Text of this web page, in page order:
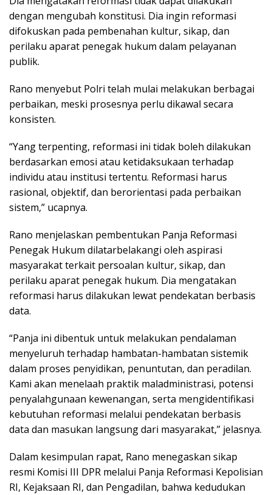
dengan mengubah konstitusi. Dia ingin reformasi
difokuskan pada pembenahan kultur, sikap, dan
perilaku aparat penegak hukum dalam pelayanan
publik.
Rano menyebut Polri telah mulai melakukan berbagai
perbaikan, meski prosesnya perlu dikawal secara
konsisten.
“Yang terpenting, reformasi ini tidak boleh dilakukan
berdasarkan emosi atau ketidaksukaan terhadap
individu atau institusi tertentu. Reformasi harus
rasional, objektif, dan berorientasi pada perbaikan
sistem,” ucapnya.
Rano menjelaskan pembentukan Panja Reformasi
Penegak Hukum dilatarbelakangi oleh aspirasi
masyarakat terkait persoalan kultur, sikap, dan
perilaku aparat penegak hukum. Dia mengatakan
reformasi harus dilakukan lewat pendekatan berbasis
data.
“Panja ini dibentuk untuk melakukan pendalaman
menyeluruh terhadap hambatan-hambatan sistemik
dalam proses penyidikan, penuntutan, dan peradilan.
Kami akan menelaah praktik maladministrasi, potensi
penyalahgunaan kewenangan, serta mengidentifikasi
kebutuhan reformasi melalui pendekatan berbasis
data dan masukan langsung dari masyarakat,” jelasnya.
Dalam kesimpulan rapat, Rano menegaskan sikap
resmi Komisi III DPR melalui Panja Reformasi Kepolisian
RI, Kejaksaan RI, dan Pengadilan, bahwa kedudukan